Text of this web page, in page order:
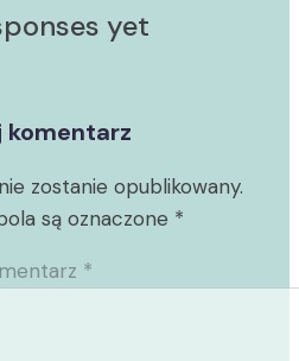
yet
komentarz
zostanie opublikowany.
są oznaczone *
*